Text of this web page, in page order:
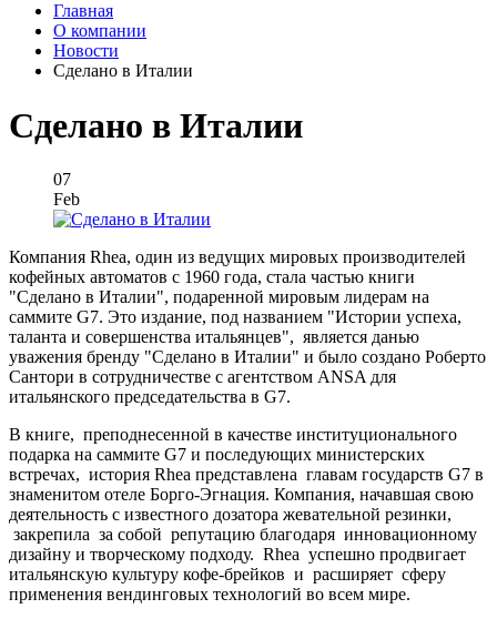
Главная
О компании
Новости
Сделано в Италии
Сделано в Италии
07
Feb
Компания Rhea, один из ведущих мировых производителей
кофейных автоматов с 1960 года, стала частью книги
"Сделано в Италии", подаренной мировым лидерам на
саммите G7. Это издание, под названием "Истории успеха,
таланта и совершенства итальянцев", является данью
уважения бренду "Сделано в Италии" и было создано Роберто
Сантори в сотрудничестве с агентством ANSA для
итальянского председательства в G7.
В книге, преподнесенной в качестве институционального
подарка на саммите G7 и последующих министерских
встречах, история Rhea представлена главам государств G7 в
знаменитом отеле Борго-Эгнация. Компания, начавшая свою
деятельность с известного дозатора жевательной резинки,
закрепила за собой репутацию благодаря инновационному
дизайну и творческому подходу. Rhea успешно продвигает
итальянскую культуру кофе-брейков и расширяет сферу
применения вендинговых технологий во всем мире.